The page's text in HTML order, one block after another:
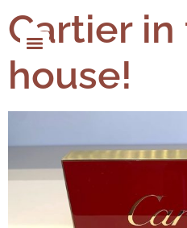
Cartier in
house!